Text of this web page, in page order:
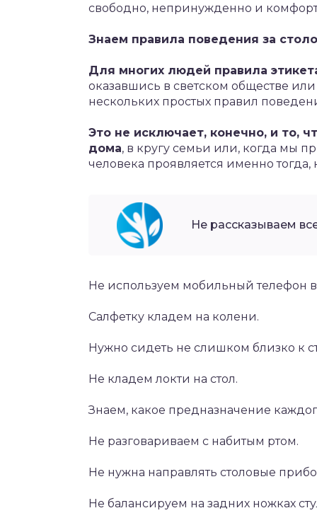
свободно, непринужденно и
Знаем правила поведения за
Для многих людей правила
оказавшись в светском обществе
нескольких простых правил
Это не исключает, конечно, и то,
дома, в кругу семьи или, когда мы
человека проявляется именно тогда,
Не рассказываем
Не используем мобильный телефон
Салфетку кладем на колени.
Нужно сидеть не слишком близко к
Не кладем локти на стол.
Знаем, какое предназначение
Не разговариваем с набитым ртом.
Не нужна направлять столовые
Не балансируем на задних ножках